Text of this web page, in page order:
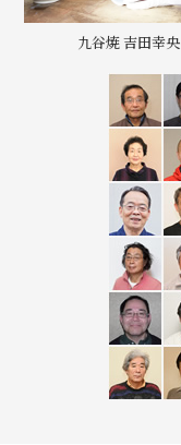
九谷焼 吉田幸央